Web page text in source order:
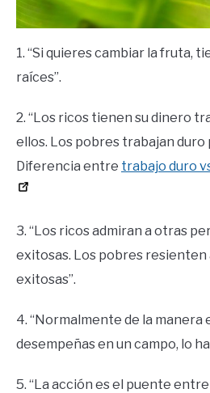
1. “Si quieres cambiar la fruta,
raíces”.
2. “Los ricos tienen su dinero
ellos. Los pobres trabajan duro
Diferencia entre trabajo duro
3. “Los ricos admiran a otras
exitosas. Los pobres resienten
exitosas”.
4. “Normalmente de la manera
desempeñas en un campo, lo
5. “La acción es el puente